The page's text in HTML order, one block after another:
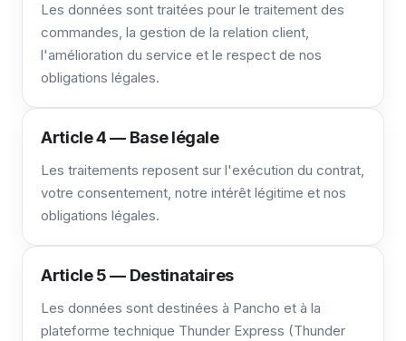
Les données sont traitées pour le traitement des
commandes, la gestion de la relation client,
l'amélioration du service et le respect de nos
obligations légales.
Article 4 — Base légale
Les traitements reposent sur l'exécution du contrat,
votre consentement, notre intérêt légitime et nos
obligations légales.
Article 5 — Destinataires
Les données sont destinées à Pancho et à la
plateforme technique Thunder Express (Thunder